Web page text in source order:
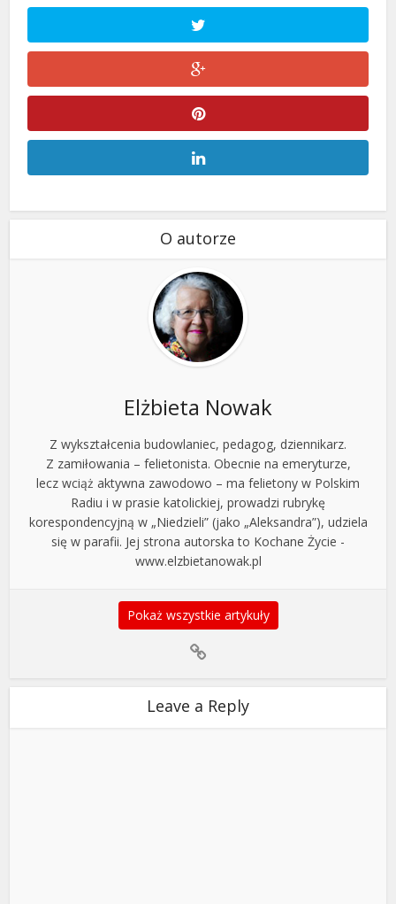
O autorze
Elżbieta Nowak
Z wykształcenia budowlaniec, pedagog, dziennikarz.
Z zamiłowania – felietonista. Obecnie na emeryturze,
lecz wciąż aktywna zawodowo – ma felietony w Polskim
Radiu i w prasie katolickiej, prowadzi rubrykę
korespondencyjną w „Niedzieli” (jako „Aleksandra”), udziela
się w parafii. Jej strona autorska to Kochane Życie -
www.elzbietanowak.pl
Pokaż wszystkie artykuły
Leave a Reply